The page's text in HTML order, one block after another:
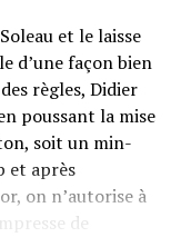
et le laisse
d’une façon bien
règles, Didier
poussant la mise
soit un min-
et après
on n’autorise à
de